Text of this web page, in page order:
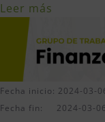
Leer más
Fecha inicio: 2024-03-
Fecha fin: 2024-03-